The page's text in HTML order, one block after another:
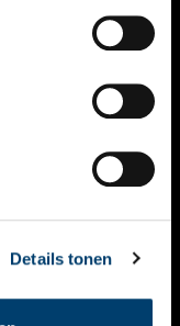
Details tonen